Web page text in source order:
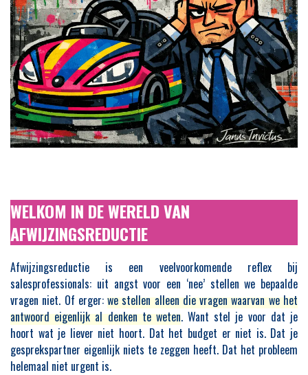
WELKOM IN DE WERELD VAN
AFWIJZINGSREDUCTIE
Afwijzingsreductie is een veelvoorkomende reflex bij
salesprofessionals: uit angst voor een ‘nee’ stellen we bepaalde
vragen niet. Of erger:we stellen alleen die vragen waarvan we het
antwoord eigenlijk al denken te weten. Want stel je voor dat je
hoort wat je liever niet hoort. Dat het budget er niet is. Dat je
gesprekspartner eigenlijk niets te zeggen heeft. Dat het probleem
helemaal niet urgent is.